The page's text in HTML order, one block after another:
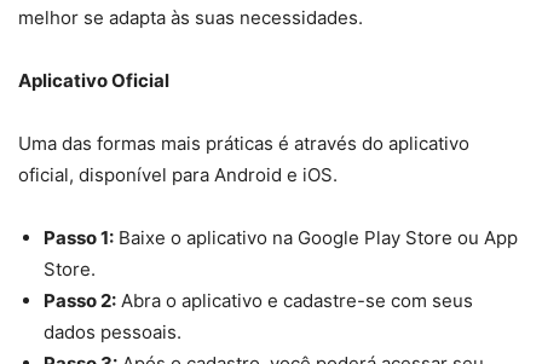
melhor se adapta às suas necessidades.
Aplicativo Oficial
Uma das formas mais práticas é através do aplicativo
oficial, disponível para Android e iOS.
Passo 1: Baixe o aplicativo na Google Play Store ou App
Store.
Passo 2: Abra o aplicativo e cadastre-se com seus
dados pessoais.